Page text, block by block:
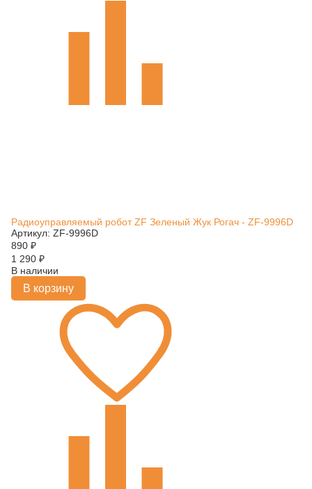
Радиоуправляемый робот ZF Зеленый Жук Рогач - ZF-9996D
Артикул: ZF-9996D
890 ₽
1 290 ₽
В наличии
В корзину